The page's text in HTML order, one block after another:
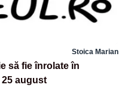
Stoica Marian
să fie înrolate în
august